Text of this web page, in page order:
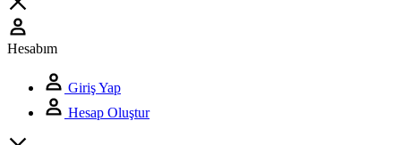
Hesabım
Giriş Yap
Hesap Oluştur